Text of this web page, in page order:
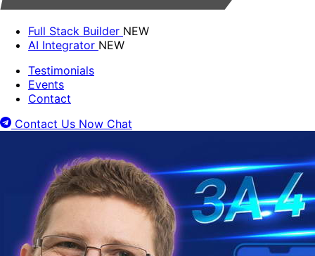
Full Stack Builder NEW
AI Integrator NEW
Testimonials
Events
Contact
Contact Us Now Chat